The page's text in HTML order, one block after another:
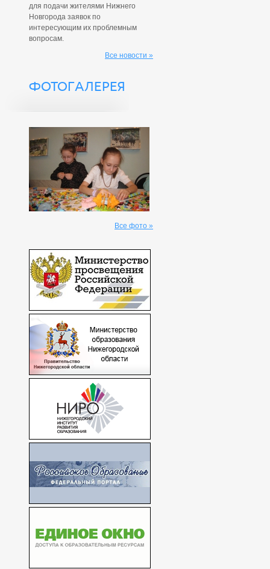
для подачи жителями Нижнего
Новгорода заявок по
интересующим их проблемным
вопросам.
Все новости »
ФОТОГАЛЕРЕЯ
Все фото »